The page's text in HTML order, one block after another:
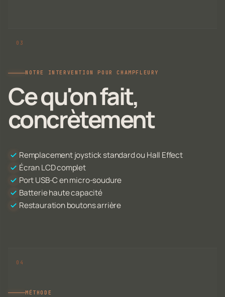
NOTRE INTERVENTION POUR CHAMPFLEURY
Ce qu'on fait,
concrètement
Remplacement joystick standard ou Hall Effect
Écran LCD complet
Port USB-C en micro-soudure
Batterie haute capacité
Restauration boutons arrière
MÉTHODE